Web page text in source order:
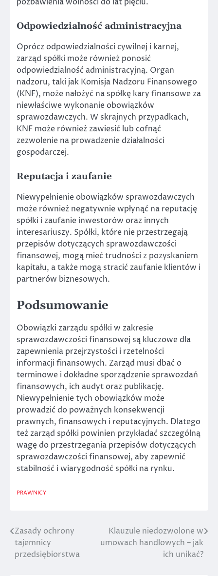
Odpowiedzialność administracyjna
Oprócz odpowiedzialności cywilnej i karnej,
zarząd spółki może również ponosić
odpowiedzialność administracyjną. Organ
nadzoru, taki jak Komisja Nadzoru Finansowego
(KNF), może nałożyć na spółkę kary finansowe za
niewłaściwe wykonanie obowiązków
sprawozdawczych. W skrajnych przypadkach,
KNF może również zawiesić lub cofnąć
zezwolenie na prowadzenie działalności
gospodarczej.
Reputacja i zaufanie
Niewypełnienie obowiązków sprawozdawczych
może również negatywnie wpłynąć na reputację
spółki i zaufanie inwestorów oraz innych
interesariuszy. Spółki, które nie przestrzegają
przepisów dotyczących sprawozdawczości
finansowej, mogą mieć trudności z pozyskaniem
kapitału, a także mogą stracić zaufanie klientów i
partnerów biznesowych.
Podsumowanie
Obowiązki zarządu spółki w zakresie
sprawozdawczości finansowej są kluczowe dla
zapewnienia przejrzystości i rzetelności
informacji finansowych. Zarząd musi dbać o
terminowe i dokładne sporządzenie sprawozdań
finansowych, ich audyt oraz publikację.
Niewypełnienie tych obowiązków może
prowadzić do poważnych konsekwencji
prawnych, finansowych i reputacyjnych. Dlatego
też zarząd spółki powinien przykładać szczególną
wagę do przestrzegania przepisów dotyczących
sprawozdawczości finansowej, aby zapewnić
stabilność i wiarygodność spółki na rynku.
PRAWNICY
Nawigacja
wpisu
Zasady ochrony
tajemnicy
przedsiębiorstwa
Klauzule niedozwolone w
umowach handlowych – jak
ich unikać?